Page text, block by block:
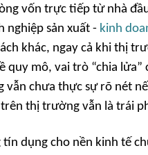
vốn trực tiếp từ nhà
nghiệp sản xuất - kinh
khác, ngay cả khi thị
quy mô, vai trò “chia lửa”
vẫn chưa thực sự rõ nét
thị trường vẫn là trái
tín dụng cho nền kinh tế